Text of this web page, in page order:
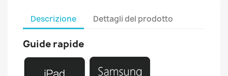
Descrizione Dettagli del prodotto
Guide rapide